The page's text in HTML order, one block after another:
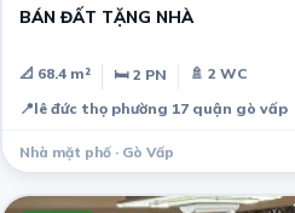
BÁN ĐẤT TẶNG NHÀ
📐 68.4 m² 🛏 2 PN
🚿 2 WC
📍lê đức thọ phường 17 quận gò vấp
Nhà mặt phố · Gò Vấp